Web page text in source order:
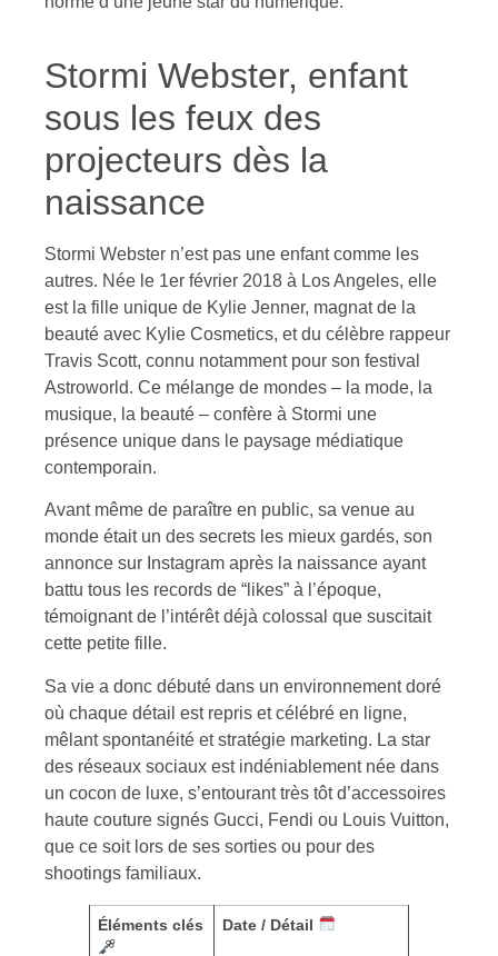
Stormi Webster, enfant
sous les feux des
projecteurs dès la
naissance
Stormi Webster n’est pas une enfant comme les
autres. Née le 1er février 2018 à Los Angeles, elle
est la fille unique de Kylie Jenner, magnat de la
beauté avec Kylie Cosmetics, et du célèbre rappeur
Travis Scott, connu notamment pour son festival
Astroworld. Ce mélange de mondes – la mode, la
musique, la beauté – confère à Stormi une
présence unique dans le paysage médiatique
contemporain.
Avant même de paraître en public, sa venue au
monde était un des secrets les mieux gardés, son
annonce sur Instagram après la naissance ayant
battu tous les records de “likes” à l’époque,
témoignant de l’intérêt déjà colossal que suscitait
cette petite fille.
Sa vie a donc débuté dans un environnement doré
où chaque détail est repris et célébré en ligne,
mêlant spontanéité et stratégie marketing. La star
des réseaux sociaux est indéniablement née dans
un cocon de luxe, s’entourant très tôt d’accessoires
haute couture signés Gucci, Fendi ou Louis Vuitton,
que ce soit lors de ses sorties ou pour des
shootings familiaux.
Éléments clés Date / Détail